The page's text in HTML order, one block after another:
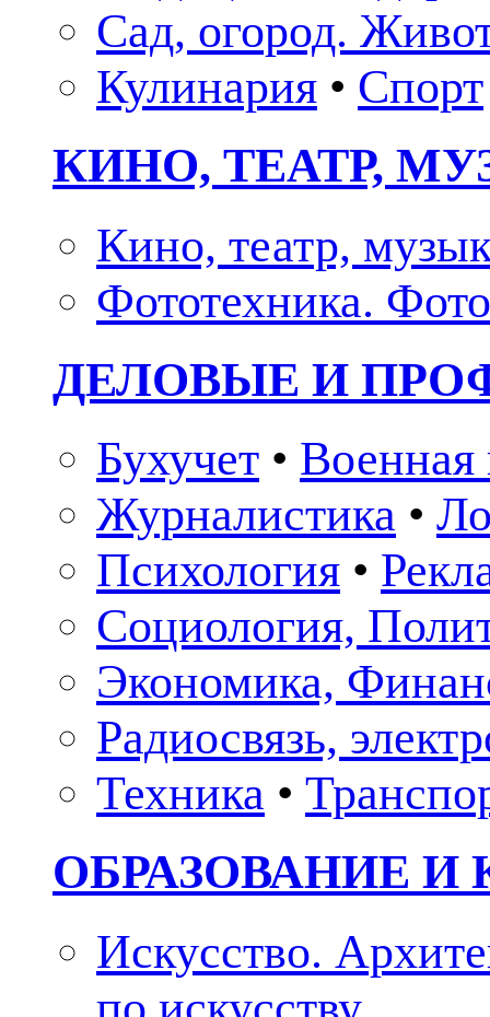
Сад, огород.
Кулинария • Спорт
КИНО, ТЕАТР,
Кино, театр,
Фототехника.
ДЕЛОВЫЕ И
Бухучет • Военная
Журналистика •
Психология •
Социология,
Экономика,
Радиосвязь,
Техника •
ОБРАЗОВАНИЕ И
Искусство.